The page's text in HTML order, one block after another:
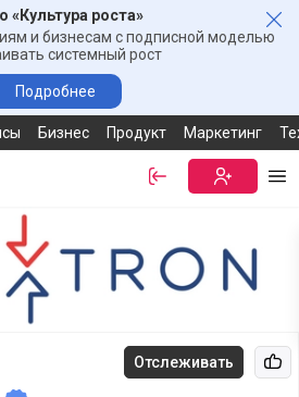
«Культура роста»
и бизнесам с подписной моделью
системный рост
Подробнее
Бизнес Продукт Маркетинг
Войти
Отслеживать